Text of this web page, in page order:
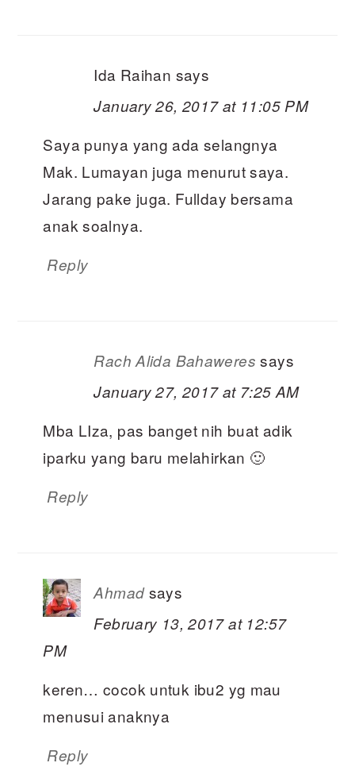
Ida Raihan says
January 26, 2017 at 11:05 PM
Saya punya yang ada selangnya
Mak. Lumayan juga menurut saya.
Jarang pake juga. Fullday bersama
anak soalnya.
Reply
Rach Alida Bahaweres says
January 27, 2017 at 7:25 AM
Mba LIza, pas banget nih buat adik
iparku yang baru melahirkan 🙂
Reply
Ahmad says
February 13, 2017 at 12:57
PM
keren… cocok untuk ibu2 yg mau
menusui anaknya
Reply